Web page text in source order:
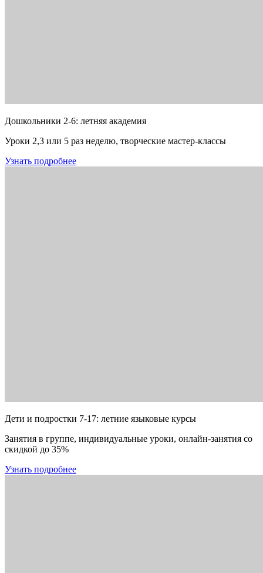
Дошкольники 2-6: летняя академия
Уроки 2,3 или 5 раз неделю, творческие мастер-классы
Узнать подробнее
Дети и подростки 7-17: летние языковые курсы
Занятия в группе, индивидуальные уроки, онлайн-занятия со
скидкой до 35%
Узнать подробнее